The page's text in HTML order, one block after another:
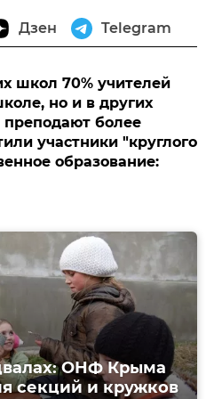
Дзен Telegram
школ 70% учителей
но и в других
преподают более
участники "круглого
образование:
ОНФ Крыма
секций и кружков